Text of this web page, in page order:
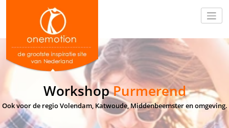
WorkshopPurmerend
Ook voor de regio Volendam, Katwoude, Middenbeemster en omgeving.